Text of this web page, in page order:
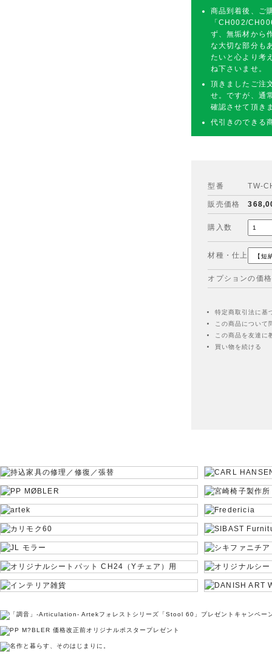
商品到着後、ご
「CH002/
ず、無垢材から
な大切な部分も
たいと心より考
ね下さいませ。
頂きましたご注
せ。ですが、通
確認させて頂き
代引きのできる
型番 TW-
販売価格
購入数
材種・仕上
オプションの価
特定商取引法に基
この商品について
この商品を友達に
買い物を続ける